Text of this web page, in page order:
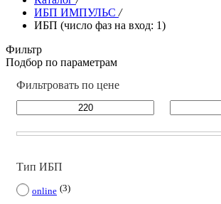
ИБП ИМПУЛЬС /
ИБП (число фаз на вход: 1)
Фильтр
Подбор по параметрам
Фильтровать по цене
Тип ИБП
online 3